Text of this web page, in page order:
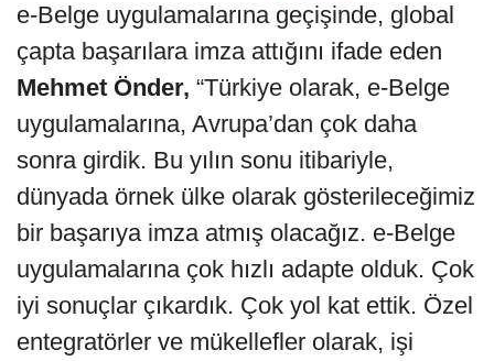
e-Belge uygulamalarına geçişinde, global
çapta başarılara imza attığını ifade eden
Mehmet Önder, “Türkiye olarak, e-Belge
uygulamalarına, Avrupa’dan çok daha
sonra girdik. Bu yılın sonu itibariyle,
dünyada örnek ülke olarak gösterileceğimiz
bir başarıya imza atmış olacağız. e-Belge
uygulamalarına çok hızlı adapte olduk. Çok
iyi sonuçlar çıkardık. Çok yol kat ettik. Özel
entegratörler ve mükellefler olarak, işi